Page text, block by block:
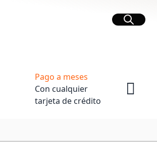
Buscar
Pago a meses
Con cualquier
tarjeta de crédito